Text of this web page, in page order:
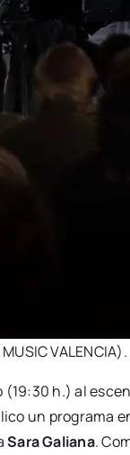
VALENCIA).
(19:30 h.) al
un pro­gra­ma
Sara Galia­na.